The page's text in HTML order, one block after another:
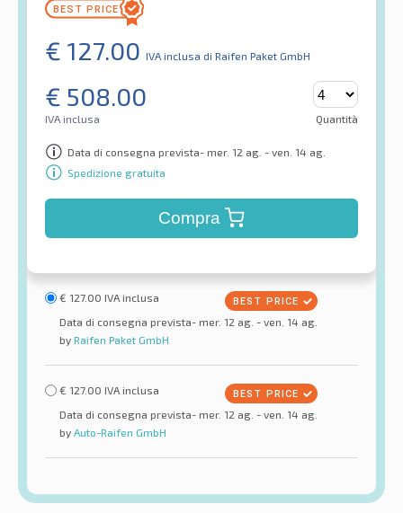
€ 127.00 IVA inclusa di Raifen Paket GmbH
€ 508.00
IVA inclusa Quantità
Data di consegna prevista- mer. 12 ag. - ven. 14 ag.
Spedizione gratuita
Compra
€ 127.00 IVA inclusa
Data di consegna prevista- mer. 12 ag. - ven. 14 ag.
by Raifen Paket GmbH
€ 127.00 IVA inclusa
Data di consegna prevista- mer. 12 ag. - ven. 14 ag.
by Auto-Raifen GmbH